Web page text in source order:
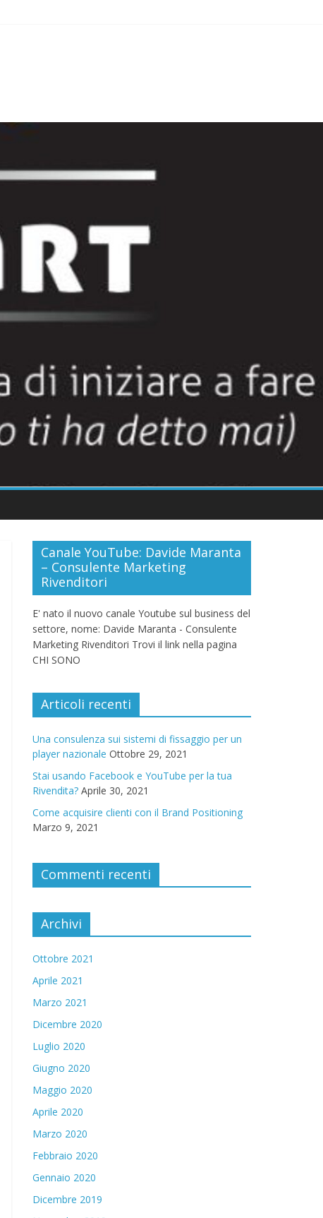
Canale YouTube: Davide Maranta
– Consulente Marketing
Rivenditori
E' nato il nuovo canale Youtube sul business del
settore, nome: Davide Maranta - Consulente
Marketing Rivenditori Trovi il link nella pagina
CHI SONO
Articoli recenti
Una consulenza sui sistemi di fissaggio per un
player nazionale Ottobre 29, 2021
Stai usando Facebook e YouTube per la tua
Rivendita? Aprile 30, 2021
Come acquisire clienti con il Brand Positioning
Marzo 9, 2021
Commenti recenti
Archivi
Ottobre 2021
Aprile 2021
Marzo 2021
Dicembre 2020
Luglio 2020
Giugno 2020
Maggio 2020
Aprile 2020
Marzo 2020
Febbraio 2020
Gennaio 2020
Dicembre 2019